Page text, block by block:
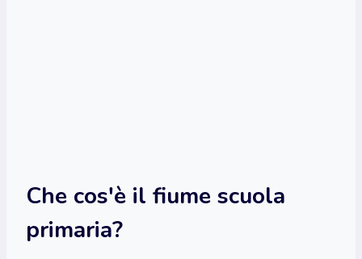
Che cos'è il fiume scuola
primaria?